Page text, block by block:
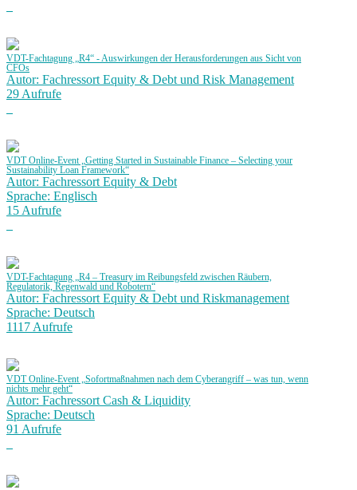
VDT-Fachtagung „R4“ - Auswirkungen der Herausforderungen aus Sicht von
CFOs
Autor: Fachressort Equity & Debt und Risk Management
29 Aufrufe
VDT Online-Event „Getting Started in Sustainable Finance – Selecting your
Sustainability Loan Framework“
Autor: Fachressort Equity & Debt
Sprache: Englisch
15 Aufrufe
VDT-Fachtagung „R4 – Treasury im Reibungsfeld zwischen Räubern,
Regulatorik, Regenwald und Robotern“
Autor: Fachressort Equity & Debt und Riskmanagement
Sprache: Deutsch
1117 Aufrufe
VDT Online-Event „Sofortmaßnahmen nach dem Cyberangriff – was tun, wenn
nichts mehr geht“
Autor: Fachressort Cash & Liquidity
Sprache: Deutsch
91 Aufrufe